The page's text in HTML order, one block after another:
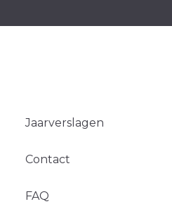
Jaarverslagen
Contact
FAQ